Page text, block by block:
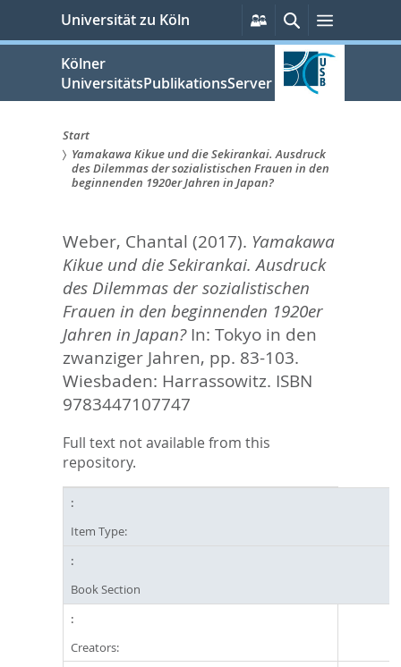
springen
Universität zu Köln
Persönliche
Services
SucheMenü
Kölner
UniversitätsPublikationsServer
Sie
sind
hier:
Start
Yamakawa Kikue und die Sekirankai. Ausdruck
des Dilemmas der sozialistischen Frauen in den
beginnenden 1920er Jahren in Japan?
Weber, Chantal (2017). Yamakawa
Kikue und die Sekirankai. Ausdruck
des Dilemmas der sozialistischen
Frauen in den beginnenden 1920er
Jahren in Japan? In: Tokyo in den
zwanziger Jahren, pp. 83-103.
Wiesbaden: Harrassowitz. ISBN
9783447107747
Full text not available from this
repository.
Item Type:
Book Section
Creators: